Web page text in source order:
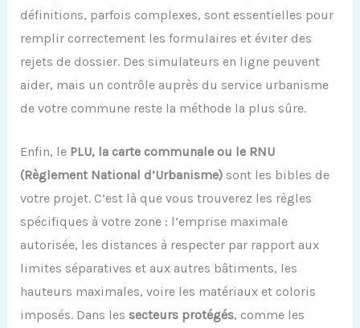
définitions, parfois complexes, sont essentielles pour
remplir correctement les formulaires et éviter des
rejets de dossier. Des simulateurs en ligne peuvent
aider, mais un contrôle auprès du service urbanisme
de votre commune reste la méthode la plus sûre.
Enfin, le PLU, la carte communale ou le RNU
(Règlement National d’Urbanisme)sont les bibles de
votre projet. C’est là que vous trouverez les règles
spécifiques à votre zone : l’emprise maximale
autorisée, les distances à respecter par rapport aux
limites séparatives et aux autres bâtiments, les
hauteurs maximales, voire les matériaux et coloris
imposés. Dans les secteurs protégés, comme les